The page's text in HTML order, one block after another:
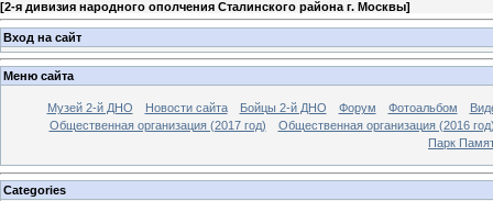
[2-я дивизия народного ополчения Сталинского района г. Москвы]
Вход на сайт
Меню сайта
Музей 2-й ДНО Новости сайта Бойцы 2-й ДНО Форум Фотоальбом
Общественная организация (2017 год)
Общественная организация (2016
Парк
Categories